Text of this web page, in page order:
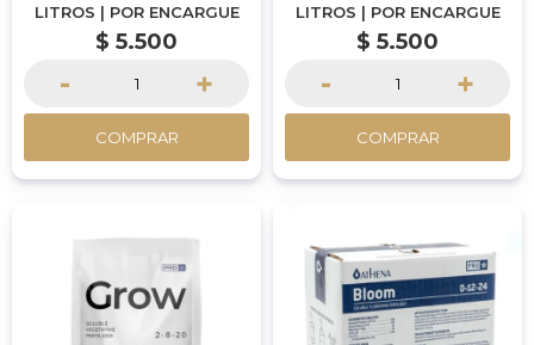
LITROS | POR ENCARGUE
$ 5.500
- +
COMPRAR
LITROS | POR ENCARGUE
$ 5.500
- +
COMPRAR